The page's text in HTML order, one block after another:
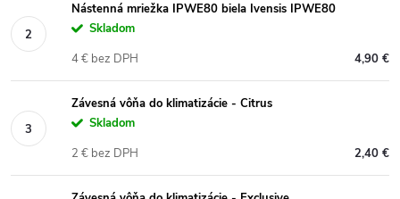
Nástenná mriežka IPWE80 biela Ivensis IPWE80
Skladom
4,90 €
4 € bez DPH
Závesná vôňa do klimatizácie - Citrus
Skladom
2,40 €
2 € bez DPH